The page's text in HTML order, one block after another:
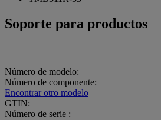
Soporte para productos
Número de modelo:
Número de componente:
Encontrar otro modelo
GTIN:
Número de serie :